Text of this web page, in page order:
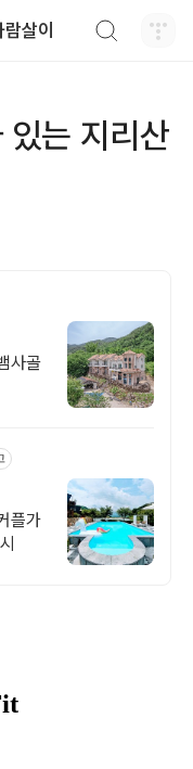
살이
있는 지리산
사골
플가